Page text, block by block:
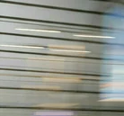
wahrheit
verlag
verlag